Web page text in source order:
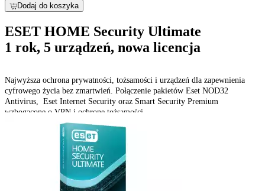
Dodaj do koszyka
ESET HOME Security Ultimate
1 rok, 5 urządzeń, nowa licencja
Najwyższa ochrona prywatności, tożsamości i urządzeń dla zapewnienia
cyfrowego życia bez zmartwień. Połączenie pakietów Eset NOD32
Antivirus, Eset Internet Security oraz Smart Security Premium
wzbogacone o VPN i ochronę tożsamości.